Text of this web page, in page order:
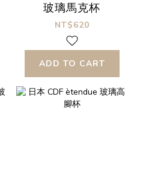
玻璃馬克杯
NT$620
ADD TO CART